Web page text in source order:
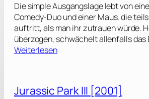
Die simple Ausgangslage lebt von
Comedy-Duo und einer Maus, die
auftritt, als man ihr zutrauen würde.
überzogen, schwächelt allenfalls das
Weiterlesen:
s
Jurassic Park III [2001]